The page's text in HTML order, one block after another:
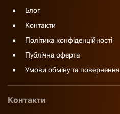
Блог
Контакти
Політика конфіденційності
Публічна оферта
Умови обміну та повернення
Контакти